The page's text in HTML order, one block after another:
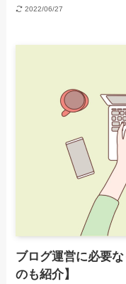
2022/06/27
ブログ運営に必要
のも紹介】